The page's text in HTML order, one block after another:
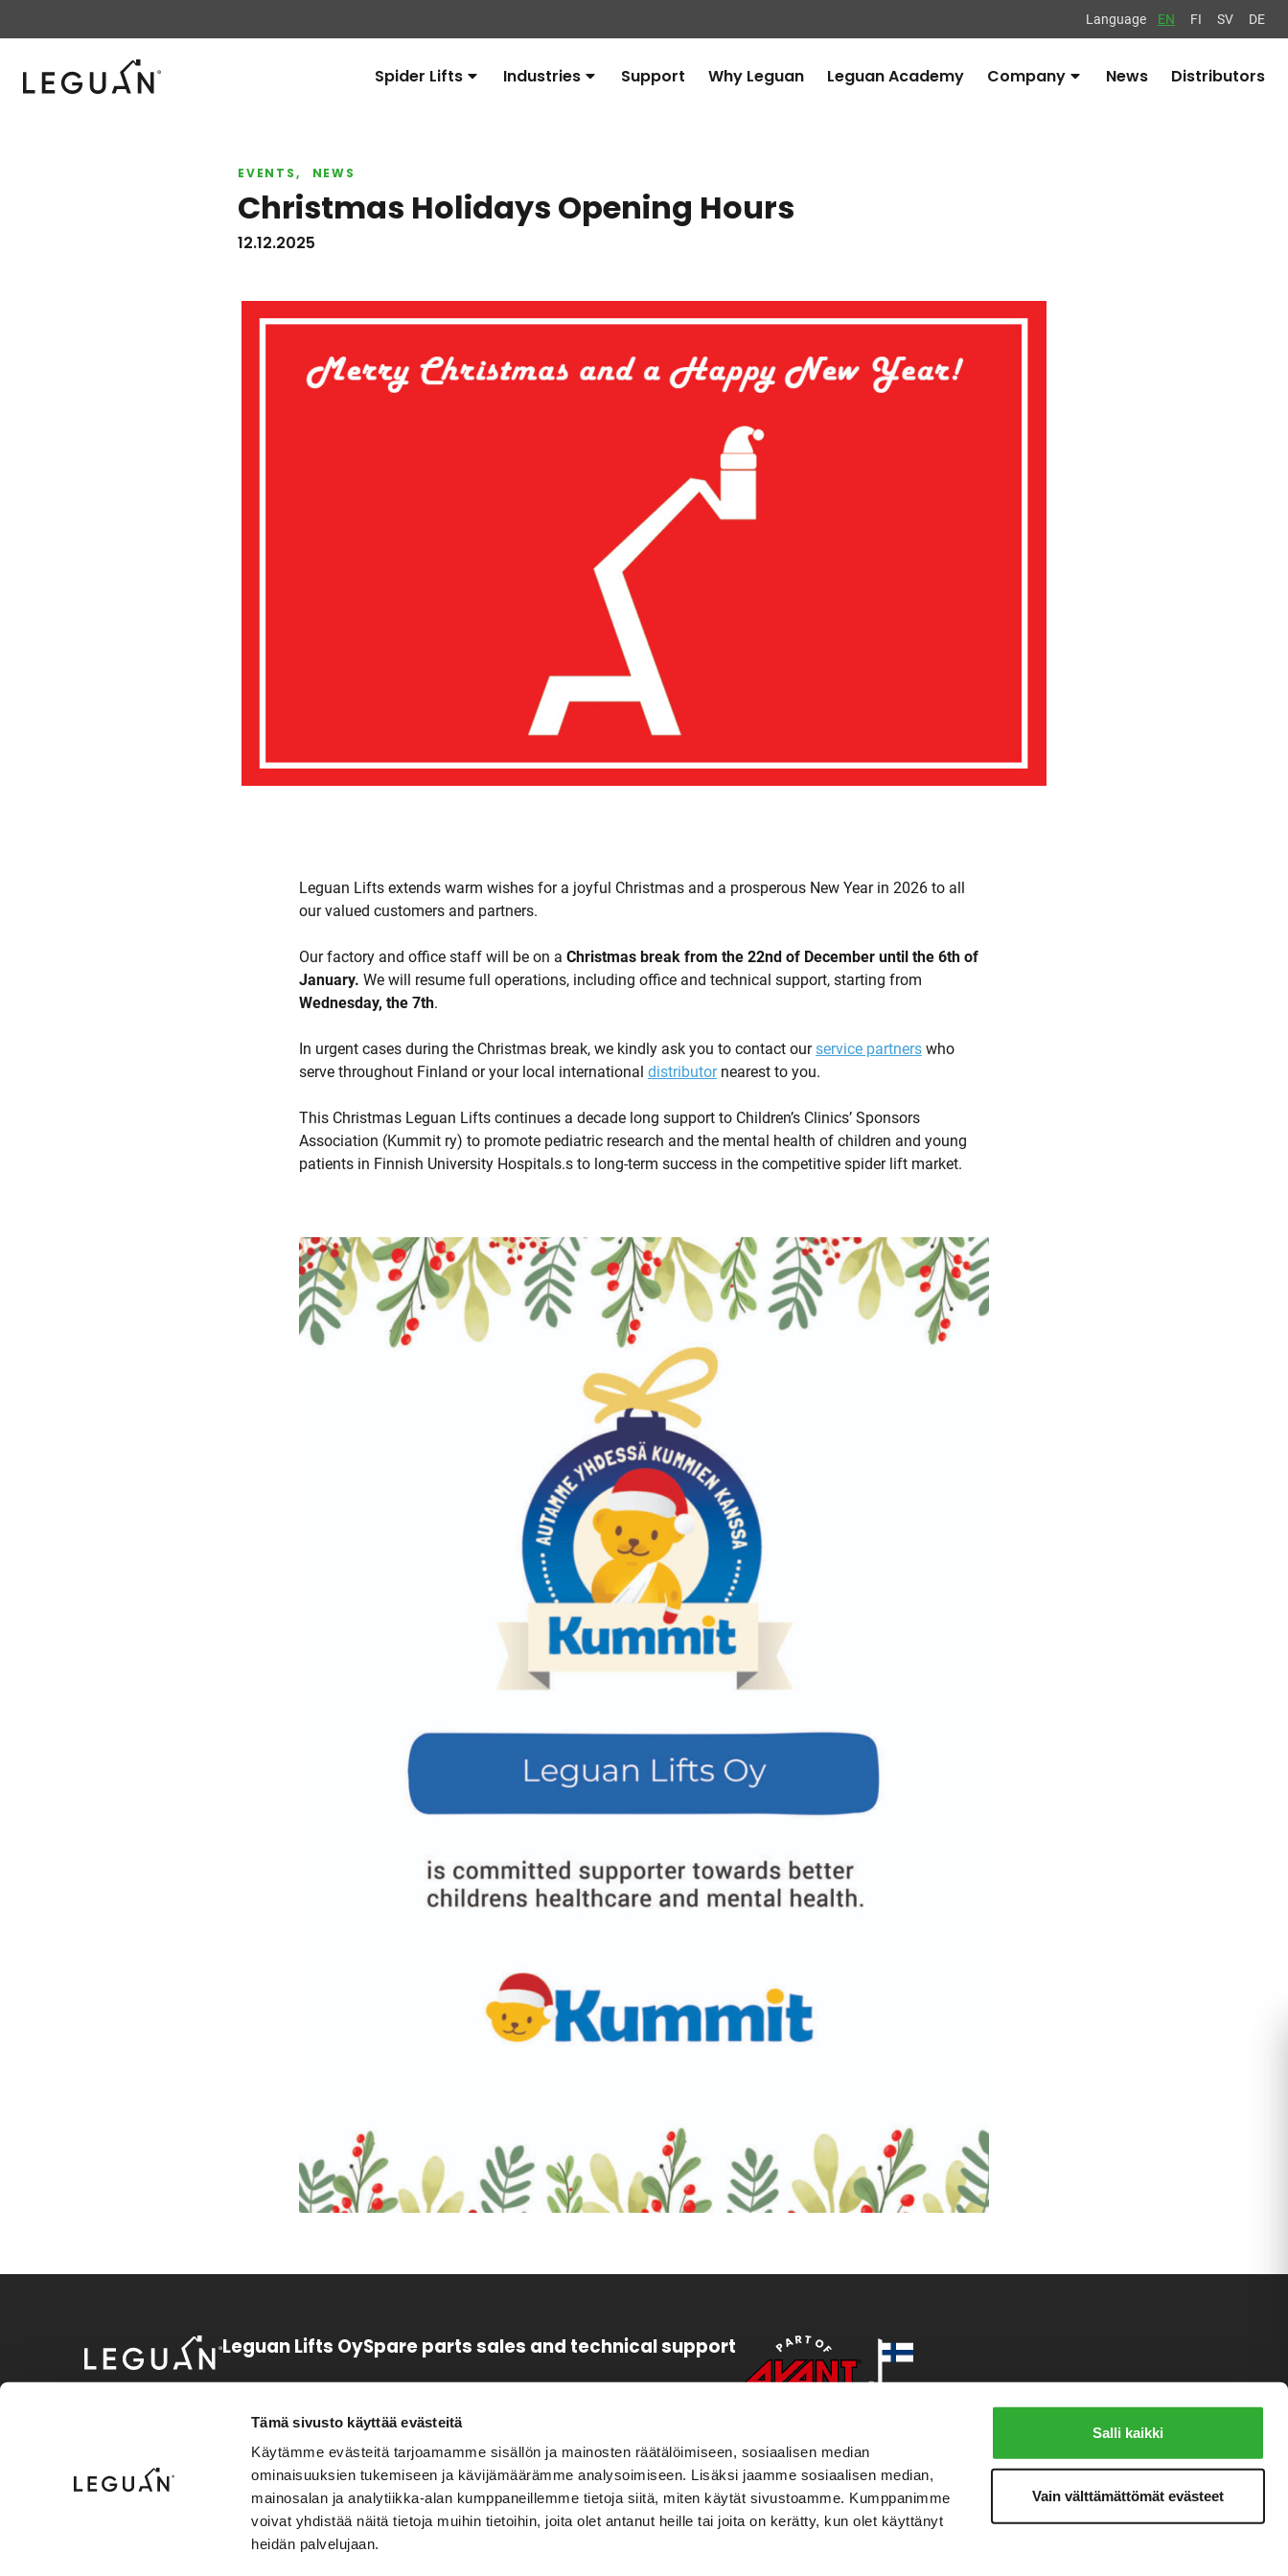
Tämä sivusto käyttää evästeitä
Käytämme evästeitä tarjoamamme sisällön ja mainosten räätälöimiseen, sosiaalisen median
ominaisuuksien tukemiseen ja kävijämäärämme analysoimiseen. Lisäksi jaamme sosiaalisen median,
mainosalan ja analytiikka-alan kumppaneillemme tietoja siitä, miten käytät sivustoamme. Kumppanimme
voivat yhdistää näitä tietoja muihin tietoihin, joita olet antanut heille tai joita on kerätty, kun olet käyttänyt
heidän palvelujaan.
Salli kaikki
Vain välttämättömät evästeet
Language EN FI SV DE
Spider Lifts Industries Support Why Leguan Leguan Academy Company News Distributors
EVENTS NEWS
Christmas Holidays Opening Hours
12.12.2025
Leguan Lifts extends warm wishes for a joyful Christmas and a prosperous New Year in 2026 to all
our valued customers and partners.
Our factory and office staff will be on a Christmas break from the 22nd of December until the 6th of
January. We will resume full operations, including office and technical support, starting from
Wednesday, the 7th.
In urgent cases during the Christmas break, we kindly ask you to contact ourservice partners who
serve throughout Finland or your local international distributornearest to you.
This Christmas Leguan Lifts continues a decade long support to Children’s Clinics’ Sponsors
Association (Kummit ry) to promote pediatric research and the mental health of children and young
patients in Finnish University Hospitals.s to long-term success in the competitive spider lift market.
Leguan Lifts Oy
FI-33470 Ylöjärvi
Instagram
Facebook
LinkedInYoutube
Privacy policy
Spare parts sales and technical support
spareparts.leguan(at)avanttecno.com
+358 3 347 6454
support.leguan(at)avanttecno.com